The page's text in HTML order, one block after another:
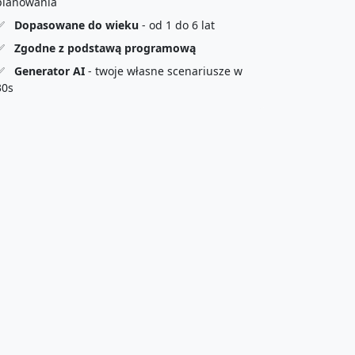
Dopasowane do wieku - od 1 do 6 lat
Zgodne z podstawą programową
Generator AI - twoje własne scenariusze w